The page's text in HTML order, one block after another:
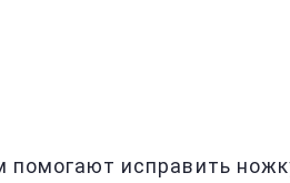
исправить